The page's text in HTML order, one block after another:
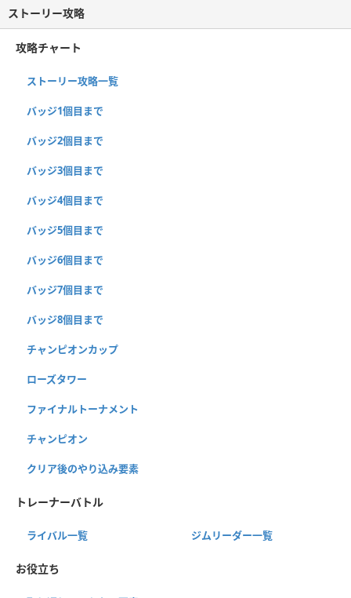
ストーリー攻略
攻略チャート
ストーリー攻略一覧
バッジ1個目まで
バッジ2個目まで
バッジ3個目まで
バッジ4個目まで
バッジ5個目まで
バッジ6個目まで
バッジ7個目まで
バッジ8個目まで
チャンピオンカップ
ローズタワー
ファイナルトーナメント
チャンピオン
クリア後のやり込み要素
トレーナーバトル
ライバル一覧 ジムリーダー一覧
お役立ち